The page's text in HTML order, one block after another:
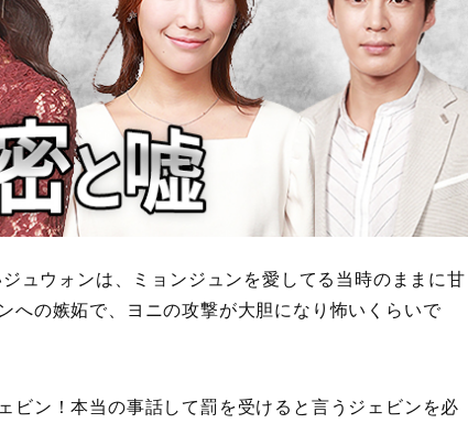
ュウォンは、ミョンジュンを愛してる当時のままに甘
への嫉妬で、ヨニの攻撃が大胆になり怖いくらいで
ビン！本当の事話して罰を受けると言うジェビンを必